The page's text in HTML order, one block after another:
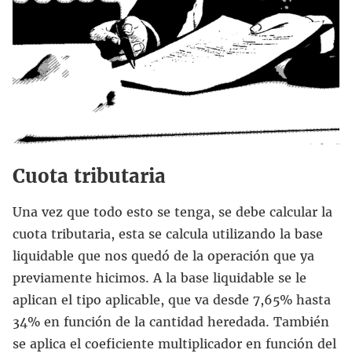
Cuota tributaria
Una vez que todo esto se tenga, se debe calcular la
cuota tributaria, esta se calcula utilizando la base
liquidable que nos quedó de la operación que ya
previamente hicimos. A la base liquidable se le
aplican el tipo aplicable, que va desde 7,65% hasta
34% en función de la cantidad heredada. También
se aplica el coeficiente multiplicador en función del